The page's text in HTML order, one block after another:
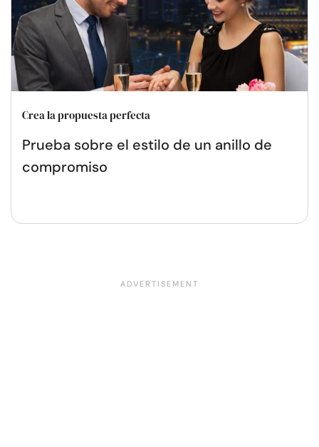
Crea la propuesta perfecta
Prueba sobre el estilo de un anillo de
compromiso